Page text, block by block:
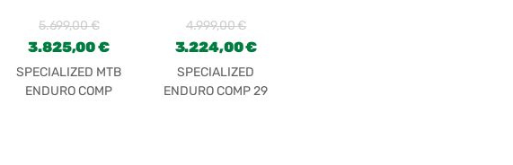
5.699,00€
3.825,00€
SPECIALIZED MTB
ENDURO COMP
4.999,00€
3.224,00€
SPECIALIZED
ENDURO COMP 29